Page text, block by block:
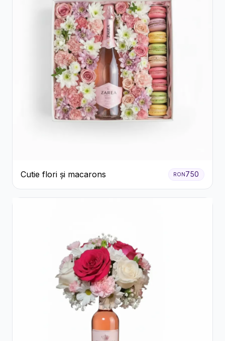
Cutie flori și macarons RON750